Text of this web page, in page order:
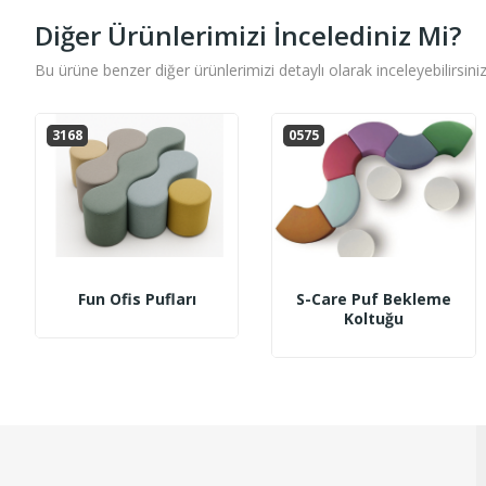
Diğer Ürünlerimizi İncelediniz Mi?
Bu ürüne benzer diğer ürünlerimizi detaylı olarak
3168
Fun Ofis Pufları
0575
S-Care Puf Bekleme
Koltuğu